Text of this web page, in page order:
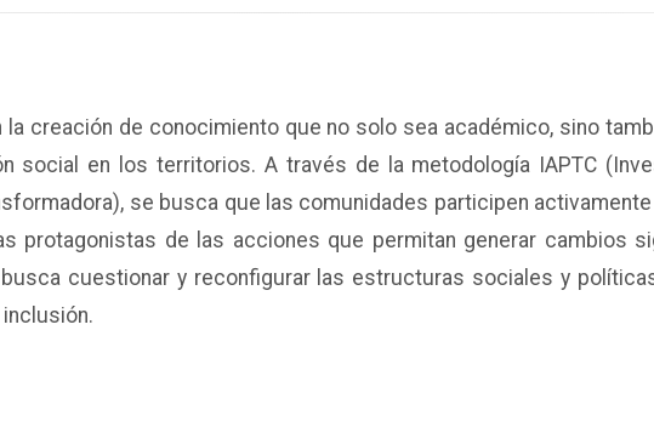
creación de conocimiento que no solo sea académico, sino
social en los territorios. A través de la metodología IAPTC
se busca que las comunidades participen
protagonistas de las acciones que permitan generar cambios
cuestionar y reconfigurar las estructuras sociales y